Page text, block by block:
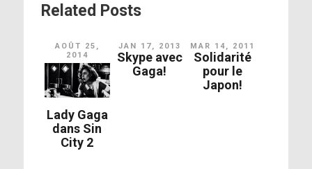
Related Posts
AOÛT 25,
2014
Lady Gaga
dans Sin
City 2
JAN 17, 2013
Skype avec
Gaga!
MAR 14, 2011
Solidarité
pour le
Japon!